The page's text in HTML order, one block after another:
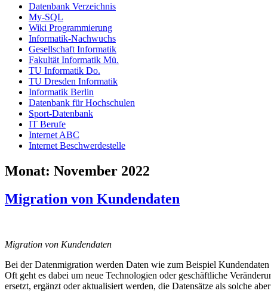
Datenbank Verzeichnis
My-SQL
Wiki Programmierung
Informatik-Nachwuchs
Gesellschaft Informatik
Fakultät Informatik Mü.
TU Informatik Do.
TU Dresden Informatik
Informatik Berlin
Datenbank für Hochschulen
Sport-Datenbank
IT Berufe
Internet ABC
Internet Beschwerdestelle
Monat: November 2022
Migration von Kundendaten
Migration von Kundendaten
Bei der Datenmigration werden Daten wie zum Beispiel
Oft geht es dabei um neue Technologien oder geschäftliche
ersetzt, ergänzt oder aktualisiert werden, die Datensätze als solche